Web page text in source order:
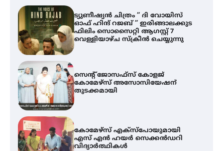
ട്യുണീഷ്യൻ ചിത്രം ” ദി വോയിസ്
ഓഫ് ഹിന്ദ് റജബ് ” ഇരിങ്ങാലക്കുട
ഫിലിം സൊസൈറ്റി ആഗസ്റ്റ് 7
വെള്ളിയാഴ്ച സ്‌ക്രീൻ ചെയ്യുന്നു
സെന്റ് ജോസഫ്സ് കോളജ്
കോമേഴ്‌സ് അസോസിയേഷന്
തുടക്കമായി
കോമേഴ്സ് എക്സ്പോയുമായി
എസ് എൻ ഹയർ സെക്കൻഡറി
വിദ്യാർത്ഥികൾ